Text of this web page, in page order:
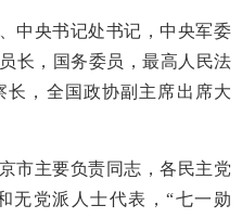
中央书记处书记，中央军委
长，国务委员，最高人民法
长，全国政协副主席出席大
市主要负责同志，各民主党
无党派人士代表，“七一勋